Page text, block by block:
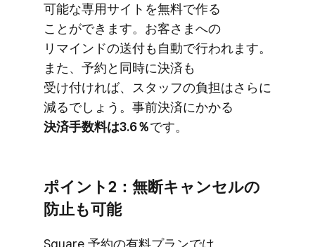
可能な​専用サイトを​無料で​作る​
ことができます。​お客さまへの​
リマインドの​送付も​自動で​行われます。​
また、​予約と​同時に​決済も​
受け付ければ、​スタッフの​負担は​さらに​
減るでしょう。​事前決済に​かかる
決済手数料は​3.6％です。
ポイント2：無断キャンセルの​
防止も​可能
Square 予約の​有料プランでは、​